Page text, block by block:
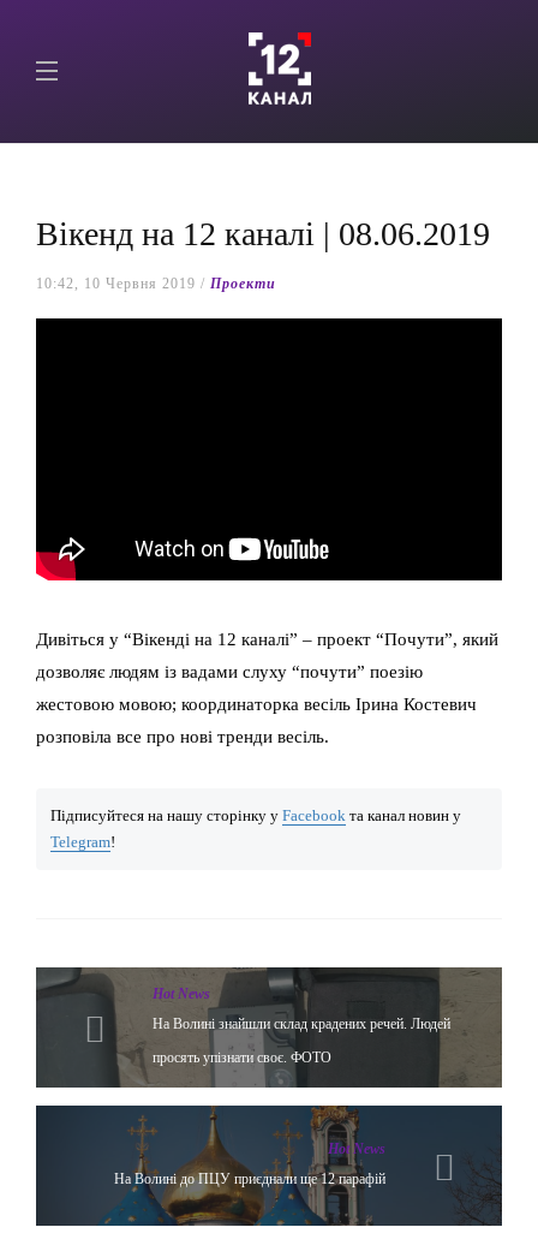
Вікенд на 12 каналі | 08.06.2019
10:42, 10 Червня 2019 / Проекти
Дивіться у “Вікенді на 12 каналі” – проект “Почути”, який
дозволяє людям із вадами слуху “почути” поезію
жестовою мовою; координаторка весіль Ірина Костевич
розповіла все про нові тренди весіль.
Підписуйтеся на нашу сторінку у Facebook та канал новин у
Telegram!
Hot News
На Волині знайшли склад крадених речей. Людей
просять упізнати своє. ФОТО
Hot News
На Волині до ПЦУ приєднали ще 12 парафій